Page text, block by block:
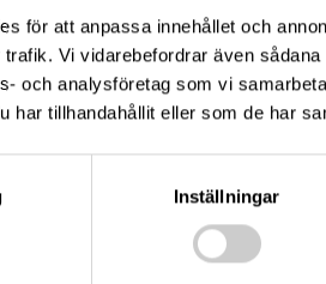
för att anpassa innehållet och
Vi vidarebefordrar även
och analysföretag som vi
har tillhandahållit eller som de har
Inställningar
FALKÖPING T-15E
År: 2023 - NY